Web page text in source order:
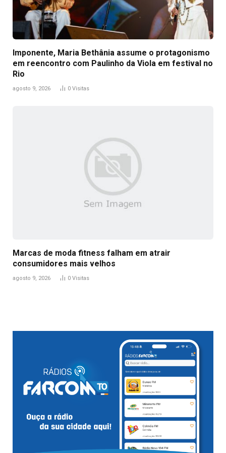
Imponente, Maria Bethânia assume o protagonismo
em reencontro com Paulinho da Viola em festival no
Rio
agosto 9, 2026 0 Visitas
Marcas de moda fitness falham em atrair
consumidores mais velhos
agosto 9, 2026 0 Visitas